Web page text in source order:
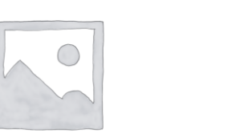
DETAILS